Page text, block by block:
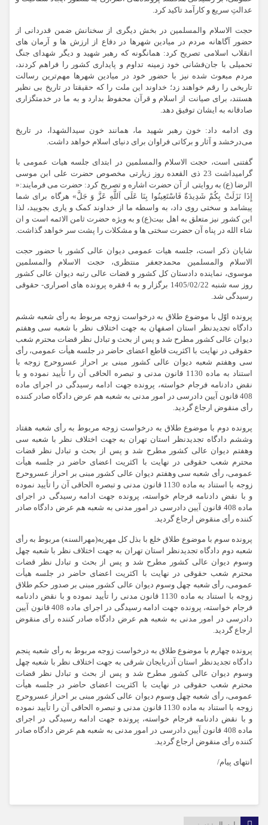
عدالتِ سریع و کارآمد تاکید کرد.
حجت الاسلام والمسلمین در بخش دیگری از سخنانش ضمن قدردانی از
حضور آگاهانه مردم در میادین شهرها در دفاع از ارزش ها و آرمان های
انقلاب اسلامی تصریح کرد: همانگونه که رهبر شهید و دیگر شهدای جنگ
تحمیلی با جان‌فشانی خود زمینه تداوم و پایداری کشور را فراهم کردند،
مردم مبعوث شده نیز با حضور خود در میادین شهرها مهم‌ترین رسالت
تاریخی را رقم خواهند زد؛ خداوند این ملت را که حقیقتا در تاریخ بی نظیر
هستند، برای صیانت از اسلام و قرآن محفوظ بدارد و به ما در خدمتگزاری
صادقانه به ایشان توفیق دهد.
وی ادامه داد: خون رهبر شهید ما، همانند خون سیدالشهدا، در تاریخ
می‌درخشد و آثار و برکاتی فراوان برای دنیای اسلام خواهد داشت.
گفتنی است، حجت الاسلام والمسلمین در ابتدای جلسه هیات عمومی با
گرامیداشت 23 ذی القعده روز زیارتی مخصوص حضرت علی ابن موسی
الرضا (ع) به روایتی از آن حضرت اشاره و تصریح کرد: حضرت می فرمایند:«
إِذَا نَزَلَتْ بِكُمْ شَدِیدَةٌ فَاسْتَعِینُوا بِنَا عَلَى اَللَّهِ عَزَّ وَ جَلَّ» هرگاه برای شما
پیشامد و سختی روی داد، به‌ واسطه ما از خداوند کمک و یاری بجویید، لذا
این کشور نیز متعلق به اهل بیت(ع) و به ویژه حضرت ثامن الائمه است و ان
شاء الله در پناه آن حضرت سختی ها ‌‌و مشکلات را پشت سر خواهد گذاشت.
شایان ذکر است، جلسه هیات عمومی دیوان عالی کشور با حضور حجت
الاسلام والمسلمین محمدجعفر منتظری، حجت الاسلام والمسلمین
موسوی، نماینده دادستان کل کشور و قضات عالی رتبه دیوان عالی کشور
روز سه شنبه 1405/02/22 برگزار و به 4 فقره پرونده های اصراری- حقوقی
رسیدگی شد.
پرونده اوّل با موضوع طلاق به درخواست زوجه مربوط به رأی شعبه ششم
دادگاه تجدیدنظر استان اصفهان به جهت اختلاف نظر با شعبه سی وهفتم
دیوان عالی کشور مطرح شد و پس از بحث و تبادل نظر قضات محترم شعب
حقوقی در نهایت با اکثریت قاطع اعضای حاضر در جلسه هیأت عمومی، رأی
سی وهفتم شعبه دیوان عالی کشور مبنی بر احراز عسروحرج زوجه با
استناد به ماده 1130 قانون مدنی و تبصره الحاقی آن را تأیید نموده و با
نقض دادنامه فرجام خواسته، پرونده جهت ادامه رسیدگی در اجرای ماده
408 قانون آیین دادرسی در امور مدنی به شعبه هم عرض دادگاه صادر کننده
رأی منقوض ارجاع گردید.
پرونده دوم با موضوع طلاق به درخواست زوجه مربوط به رأی شعبه هفتاد
وششم دادگاه تجدیدنظر استان تهران به جهت اختلاف نظر با شعبه سی
وهفتم دیوان عالی کشور مطرح شد و پس از بحث و تبادل نظر قضات
محترم شعب حقوقی در نهایت با اکثریت اعضای حاضر در جلسه هیأت
عمومی، رأی شعبه سی وهفتم دیوان عالی کشور مبنی بر احراز عسروحرج
زوجه با استناد به ماده 1130 قانون مدنی و تبصره الحاقی آن را تأیید نموده
و با نقض دادنامه فرجام خواسته، پرونده جهت ادامه رسیدگی در اجرای
ماده 408 قانون آیین دادرسی در امور مدنی به شعبه هم عرض دادگاه صادر
کننده رأی منقوض ارجاع گردید.
پرونده سوم با موضوع طلاق خلع با بذل کل مهریه(مهرالسنه) مربوط به رأی
شعبه دوم دادگاه تجدیدنظر استان تهران به جهت اختلاف نظر با شعبه چهل
وسوم دیوان عالی کشور مطرح شد و پس از بحث و تبادل نظر قضات
محترم شعب حقوقی در نهایت با اکثریت اعضای حاضر در جلسه هیأت
عمومی، رأی شعبه چهل وسوم دیوان عالی کشور مبنی بر صدور حکم طلاق
زوجه با استناد به ماده 1130 قانون مدنی را تأیید نموده و با نقض دادنامه
فرجام خواسته، پرونده جهت ادامه رسیدگی در اجرای ماده 408 قانون آیین
دادرسی در امور مدنی به شعبه هم عرض دادگاه صادر کننده رأی منقوض
ارجاع گردید.
پرونده چهارم با موضوع طلاق به درخواست زوجه مربوط به رأی شعبه پنجم
دادگاه تجدیدنظر استان آذربایجان شرقی به جهت اختلاف نظر با شعبه چهل
وسوم دیوان عالی کشور مطرح شد و پس از بحث و تبادل نظر قضات
محترم شعب حقوقی در نهایت با اکثریت اعضای حاضر در جلسه هیأت
عمومی، رأی شعبه چهل وسوم دیوان عالی کشور مبنی بر احراز عسروحرج
زوجه با استناد به ماده 1130 قانون مدنی و تبصره الحاقی آن را تأیید نموده
و با نقض دادنامه فرجام خواسته، پرونده جهت ادامه رسیدگی در اجرای
ماده 408 قانون آیین دادرسی در امور مدنی به شعبه هم عرض دادگاه صادر
کننده رأی منقوض ارجاع گردید.
انتهای پیام/